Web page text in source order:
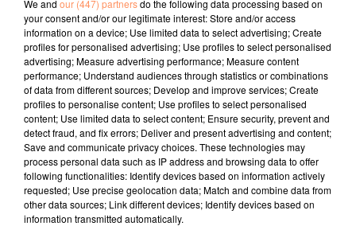
restaurants, dans un communiqué de presse. Cette
édition limitée sera disponible au printemps prochain,
au prix de 60 dollars, soit environ 55 euros.
fil actus
4 juillet 2022
Radio Star Live avec Dadju
27 juin 2022
Marseille : une application pour mettre en
relation extras et...
We and our (447) partnersdo the following data processing based on
your consent and/or our legitimate interest: Store and/or access
information on a device; Use limited data to select advertising; Create
profiles for personalised advertising; Use profiles to select personalised
advertising; Measure advertising performance; Measure content
performance; Understand audiences through statistics or combinations
of data from different sources; Develop and improve services; Create
profiles to personalise content; Use profiles to select personalised
content; Use limited data to select content; Ensure security, prevent and
detect fraud, and fix errors; Deliver and present advertising and content;
Save and communicate privacy choices. These technologies may
process personal data such as IP address and browsing data to offer
following functionalities: Identify devices based on information actively
requested; Use precise geolocation data; Match and combine data from
other data sources; Link different devices; Identify devices based on
information transmitted automatically.